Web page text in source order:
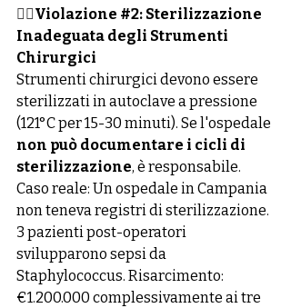
👉🏻Violazione #2: Sterilizzazione
Inadeguata degli Strumenti
Chirurgici
Strumenti chirurgici devono essere
sterilizzati in autoclave a pressione
(121°C per 15-30 minuti). Se l'ospedale
non può documentare i cicli di
sterilizzazione, è responsabile.
Caso reale: Un ospedale in Campania
non teneva registri di sterilizzazione.
3 pazienti post-operatori
svilupparono sepsi da
Staphylococcus. Risarcimento:
€1.200.000 complessivamente ai tre